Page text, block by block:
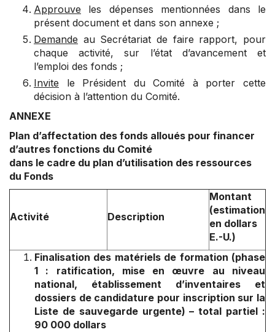
Approuve les dépenses mentionnées dans le
présent document et dans son annexe ;
Demande au Secrétariat de faire rapport, pour
chaque activité, sur l’état d’avancement et
l’emploi des fonds ;
Invite le Président du Comité à porter cette
décision à l’attention du Comité.
ANNEXE
Plan d’affectation des fonds alloués pour financer
d’autres fonctions du Comité
dans le cadre du plan d’utilisation des ressources
du Fonds
Activité Description
Montant
(estimation
en dollars
E.-U.)
Finalisation des matériels de formation (phase
1 : ratification, mise en œuvre au niveau
national, établissement d’inventaires et
dossiers de candidature pour inscription sur la
Liste de sauvegarde urgente) – total partiel :
90 000 dollars